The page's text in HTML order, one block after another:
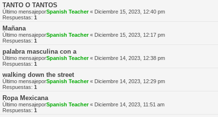
TANTO O TANTOS
Último mensajeporSpanish Teacher« Diciembre 15, 2023, 12:40 pm
Respuestas: 1
Mañana
Último mensajeporSpanish Teacher« Diciembre 15, 2023, 12:17 pm
Respuestas: 1
palabra masculina con a
Último mensajeporSpanish Teacher« Diciembre 14, 2023, 12:38 pm
Respuestas: 1
walking down the street
Último mensajeporSpanish Teacher« Diciembre 14, 2023, 12:29 pm
Respuestas: 1
Ropa Mexicana
Último mensajeporSpanish Teacher« Diciembre 14, 2023, 11:51 am
Respuestas: 1